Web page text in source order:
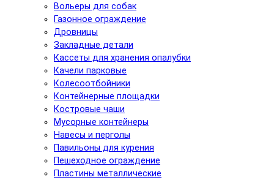
Вольеры для собак
Газонное ограждение
Дровницы
Закладные детали
Кассеты для хранения опалубки
Качели парковые
Колесоотбойники
Контейнерные площадки
Костровые чаши
Мусорные контейнеры
Навесы и перголы
Павильоны для курения
Пешеходное ограждение
Пластины металлические